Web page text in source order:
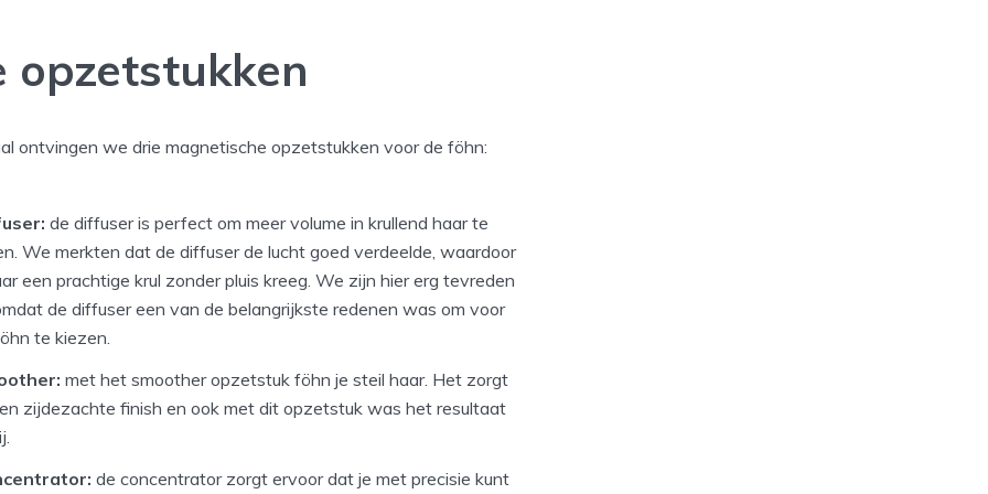
opzetstukken
ontvingen we drie magnetische opzetstukken voor de föhn:
de diffuser is perfect om meer volume in krullend haar te
We merkten dat de diffuser de lucht goed verdeelde, waardoor
een prachtige krul zonder pluis kreeg. We zijn hier erg tevreden
de diffuser een van de belangrijkste redenen was om voor
te kiezen.
met het smoother opzetstuk föhn je steil haar. Het zorgt
zijdezachte finish en ook met dit opzetstuk was het resultaat
de concentrator zorgt ervoor dat je met precisie kunt